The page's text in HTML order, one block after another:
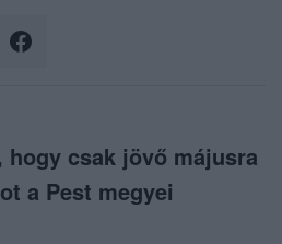
hogy csak jövő májusra
a Pest megyei